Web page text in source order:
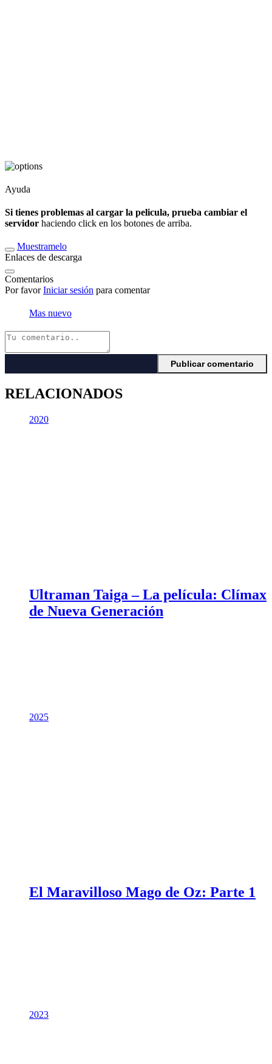
Ayuda
Si tienes problemas al cargar la pelicula, prueba cambiar el
servidor haciendo click en los botones de arriba.
Muestramelo
Enlaces de descarga
Comentarios
Por favorIniciar sesión para comentar
Mas nuevo
RELACIONADOS
2020
Ultraman Taiga – La película: Clímax
de Nueva Generación
2025
El Maravilloso Mago de Oz: Parte 1
2023